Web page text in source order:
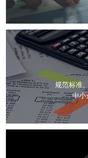
规范标准
中小